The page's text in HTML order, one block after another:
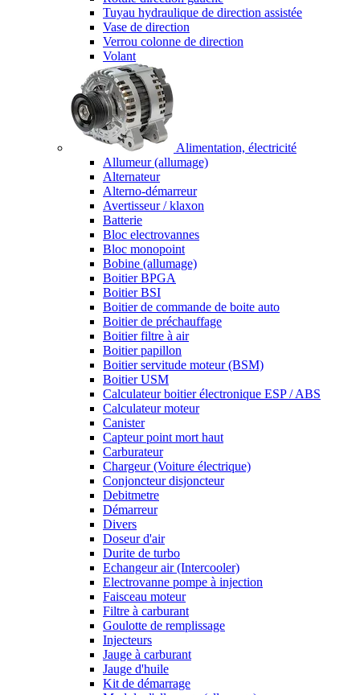
Tuyau hydraulique de direction assistée
Vase de direction
Verrou colonne de direction
Volant
Alimentation, électricité
Allumeur (allumage)
Alternateur
Alterno-démarreur
Avertisseur / klaxon
Batterie
Bloc electrovannes
Bloc monopoint
Bobine (allumage)
Boitier BPGA
Boitier BSI
Boitier de commande de boite auto
Boitier de préchauffage
Boitier filtre à air
Boitier papillon
Boitier servitude moteur (BSM)
Boitier USM
Calculateur boitier électronique ESP / ABS
Calculateur moteur
Canister
Capteur point mort haut
Carburateur
Chargeur (Voiture électrique)
Conjoncteur disjoncteur
Debitmetre
Démarreur
Divers
Doseur d'air
Durite de turbo
Echangeur air (Intercooler)
Electrovanne pompe à injection
Faisceau moteur
Filtre à carburant
Goulotte de remplissage
Injecteurs
Jauge à carburant
Jauge d'huile
Kit de démarrage